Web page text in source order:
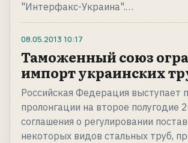
"Интерфакс-Украина".…
08.05.2013 10:17
Таможенный союз
импорт украинских
Российская Федерация выступает
пролонгации на второе полугодие
соглашения о регулировании
некоторых видов стальных труб,